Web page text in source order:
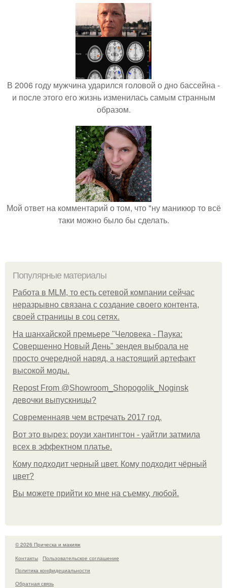
В 2006 году мужчина ударился головой о дно бассейна -
и после этого его жизнь изменилась самым странным
образом.
Мой ответ на комментарий о том, что "ну маникюр то всё
таки можно было бы сделать.
Популярные материалы
Работа в MLM, то есть сетевой компании сейчас
неразрывно связана с создание своего контента,
своей страницы в соц сетях.
На шанхайской премьере "Человека - Паука:
Совершенно Новый День" зендея выбрала не
просто очередной наряд, а настоящий артефакт
высокой моды.
Repost From @Showroom_Shopogolik_Noginsk
девочки выпускницы?
Современнаяв чем встречать 2017 год.
Вот это вырез: роузи хантингтон - уайтли затмила
всех в эффектном платьe.
Кому подходит черный цвет. Кому подходит чёрный
цвет?
Вы можете прийти ко мне на съемку, любой.
© 2026 Прическа и макияж
Контакты
Пользовательское соглашение
Политика конфидециальности
Обратная связь